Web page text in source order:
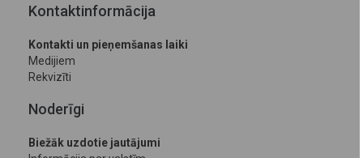
Kontaktinformācija
Kontakti un pieņemšanas laiki
Medijiem
Rekvizīti
Noderīgi
Biežāk uzdotie jautājumi